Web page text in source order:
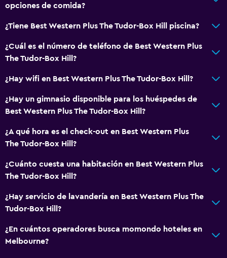
Check-out exprés
Caja fuerte
Baño
Secador de pelo
Baño privado
Ducha
Gorro de baño
Baño adicional
Baño pequeño adicional
Tina de baño
Bañera de hidromasaje
Aseo
Ducha italiana
opciones de comida?
¿Tiene Best Western Plus The Tudor-Box Hill piscina?
¿Cuál es el número de teléfono de Best Western Plus
The Tudor-Box Hill?
¿Hay wifi en Best Western Plus The Tudor-Box Hill?
¿Hay un gimnasio disponible para los huéspedes de
Best Western Plus The Tudor-Box Hill?
¿A qué hora es el check-out en Best Western Plus
The Tudor-Box Hill?
¿Cuánto cuesta una habitación en Best Western Plus
The Tudor-Box Hill?
¿Hay servicio de lavandería en Best Western Plus The
Tudor-Box Hill?
¿En cuántos operadores busca momondo hoteles en
Melbourne?